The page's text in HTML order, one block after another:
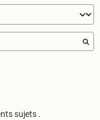
sujets .